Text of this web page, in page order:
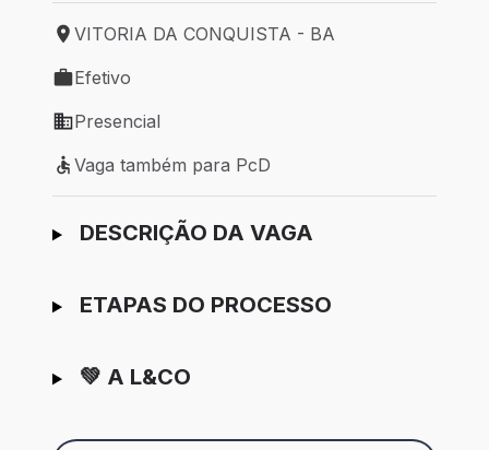
Local de trabalho: VITORIA DA CONQUISTA - BA
VITORIA DA CONQUISTA - BA
Tipo de vaga: Efetivo
Efetivo
Modelo de trabalho: Presencial
Presencial
Vaga também para PcD
Vaga também para PcD
Ir para candidatura
DESCRIÇÃO DA VAGA
ETAPAS DO PROCESSO
💚 A L&CO